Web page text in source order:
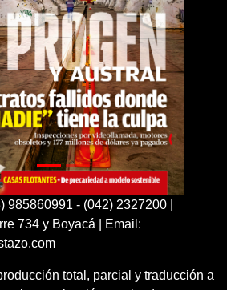
985860991 - (042) 2327200 |
734 y Boyacá | Email:
total, parcial y traducción a